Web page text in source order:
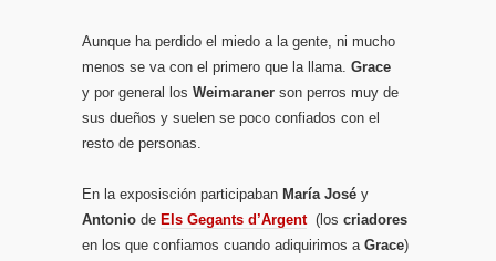
Aunque ha perdido el miedo a la gente, ni mucho
menos se va con el primero que la llama. Grace
y por general los Weimaraner son perros muy de
sus dueños y suelen se poco confiados con el
resto de personas.
En la exposisción participaban María José y
Antonio de Els Gegants d’Argent(los criadores
en los que confiamos cuando adiquirimos a Grace)